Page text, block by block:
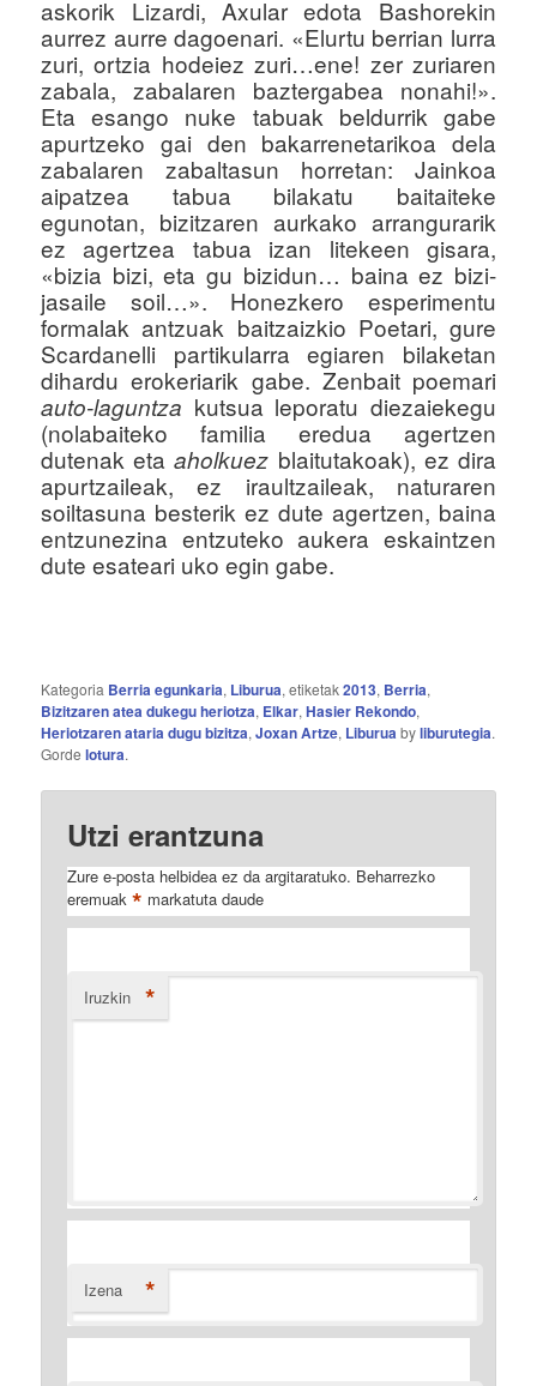
askorik Lizardi, Axular edota Bashorekin
aurrez aurre dagoenari. «Elurtu berrian lurra
zuri, ortzia hodeiez zuri…ene! zer zuriaren
zabala, zabalaren baztergabea nonahi!».
Eta esango nuke tabuak beldurrik gabe
apurtzeko gai den bakarrenetarikoa dela
zabalaren zabaltasun horretan: Jainkoa
aipatzea tabua bilakatu baitaiteke
egunotan, bizitzaren aurkako arrangurarik
ez agertzea tabua izan litekeen gisara,
«bizia bizi, eta gu bizidun… baina ez bizi-
jasaile soil…». Honezkero esperimentu
formalak antzuak baitzaizkio Poetari, gure
Scardanelli partikularra egiaren bilaketan
dihardu erokeriarik gabe. Zenbait poemari
auto-laguntza kutsua leporatu diezaiekegu
(nolabaiteko familia eredua agertzen
dutenak etaaholkuez blaitutakoak), ez dira
apurtzaileak, ez iraultzaileak, naturaren
soiltasuna besterik ez dute agertzen, baina
entzunezina entzuteko aukera eskaintzen
dute esateari uko egin gabe.
Kategoria Berria egunkaria, Liburua, etiketak2013, Berria,
Bizitzaren atea dukegu heriotza, Elkar,Hasier Rekondo,
Heriotzaren ataria dugu bizitza,Joxan Artze, Liburuabyliburutegia.
Gordelotura.
Utzi erantzuna
Zure e-posta helbidea ez da argitaratuko. Beharrezko
eremuak* markatuta daude
Iruzkin *
Izena *